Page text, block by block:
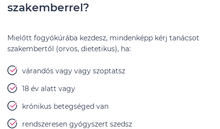
szakemberrel?
Mielőtt fogyókúrába kezdesz, mindenképp kérj tanácsot
szakembertől (orvos, dietetikus), ha:
várandós vagy vagy szoptatsz
18 év alatt vagy
krónikus betegséged van
rendszeresen gyógyszert szedsz